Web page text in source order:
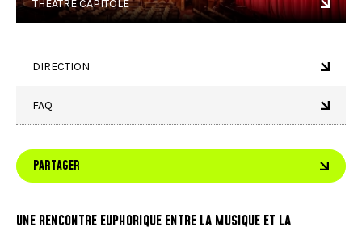
UNE RENCONTRE EUPHORIQUE ENTRE LA MUSIQUE ET LA
THÉÂTRE CAPITOLE
DIRECTION
FAQ
PARTAGER